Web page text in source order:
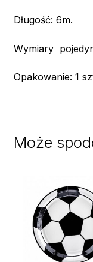
Długość: 6m.
Wymiary
Opakowanie: 1
Może